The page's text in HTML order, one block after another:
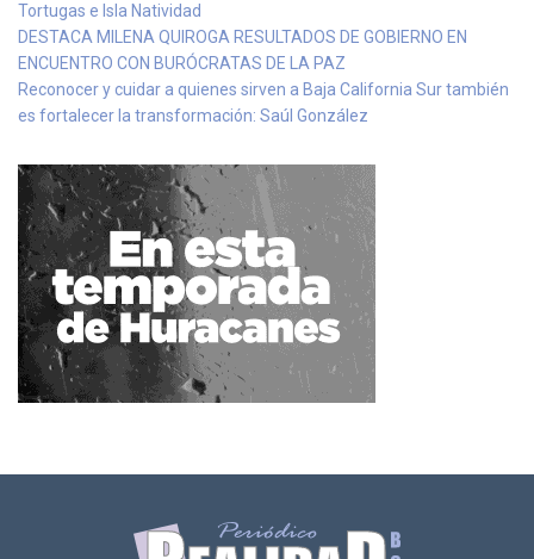
Tortugas e Isla Natividad
DESTACA MILENA QUIROGA RESULTADOS DE GOBIERNO EN
ENCUENTRO CON BURÓCRATAS DE LA PAZ
Reconocer y cuidar a quienes sirven a Baja California Sur también
es fortalecer la transformación: Saúl González